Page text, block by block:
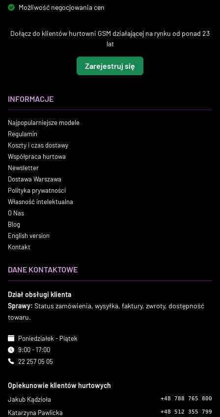
Możliwość negocjowania cen
Dołącz do klientów hurtowni GSM działającej na rynku od ponad 23
lat
Zarejestruj się
INFORMACJE
Najpopularniejsze modele
Regulamin
Koszty i czas dostawy
Współpraca hurtowa
Newsletter
Dostawa Warszawa
Polityka prywatności
Własność intelektualna
O Nas
Blog
English version
Kontakt
DANE KONTAKTOWE
Dział obsługi klienta
Sprawy: Status zamówienia, wysyłka, faktury, zwroty, dostępność
towaru.
Poniedziałek - Piątek
9:00 - 17:00
22 257 05 05
Opiekunowie klientów hurtowych
Jakub Kądzioła +48 788 765 800
Katarzyna Pawlicka +48 512 355 799